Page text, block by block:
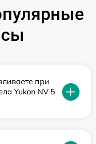
при
Yukon NV 5